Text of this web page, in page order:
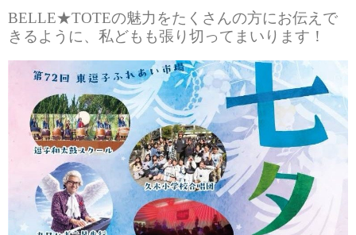
BELLE★TOTEの魅力をたくさんの方にお伝えで
きるように、私どもも張り切ってまいります！